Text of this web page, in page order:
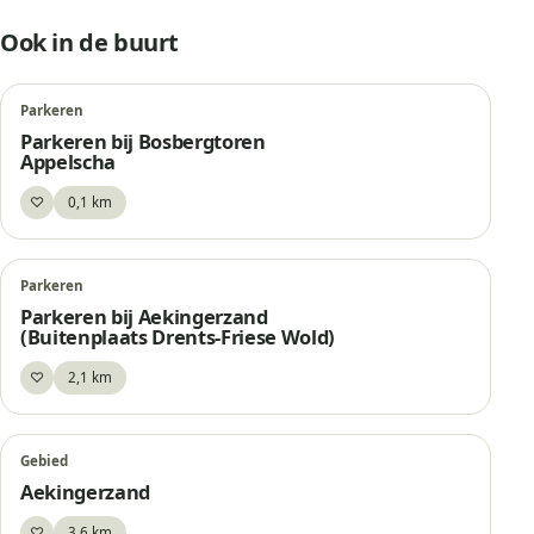
Ook in de buurt
Parkeren
Parkeren bij Bosbergtoren
Appelscha
♡Bewaar0,1 km
Parkeren
Parkeren bij Aekingerzand
(Buitenplaats Drents-Friese Wold)
♡Bewaar2,1 km
Gebied
Aekingerzand